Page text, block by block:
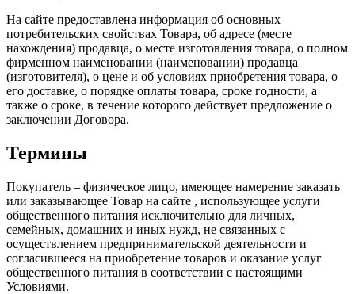
На сайте предоставлена информация об основных
потребительских свойствах Товара, об адресе (месте
нахождения) продавца, о месте изготовления товара, о полном
фирменном наименовании (наименовании) продавца
(изготовителя), о цене и об условиях приобретения товара, о
его доставке, о порядке оплаты товара, сроке годности, а
также о сроке, в течение которого действует предложение о
заключении Договора.
Термины
Покупатель – физическое лицо, имеющее намерение заказать
или заказывающее Товар на сайте , использующее услуги
общественного питания исключительно для личных,
семейных, домашних и иных нужд, не связанных с
осуществлением предпринимательской деятельности и
согласившееся на приобретение товаров и оказание услуг
общественного питания в соответствии с настоящими
Условиями.